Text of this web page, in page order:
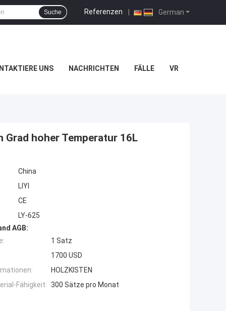
German
Referenzen |
Suche
UNS NACHRICHTEN FÄLLE VR
hoher Temperatur 16L
China
LIYI
CE
LY-625
AGB:
1 Satz
1700 USD
HOLZKISTEN
Fähigkeit: 300 Sätze pro Monat